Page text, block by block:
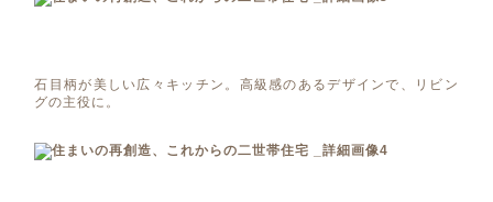
石目柄が美しい広々キッチン。高級感のあるデザインで、リビン
グの主役に。